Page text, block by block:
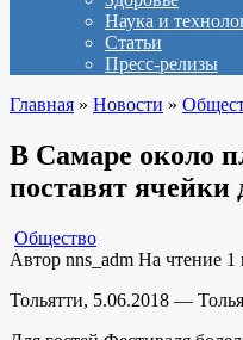
Наука и
Статьи
Пресс-релизы
Главная » Новости »
В Самаре около
поставят
Общество
Автор nns_adm На чтение 1
Тольятти, 5.06.2018 —